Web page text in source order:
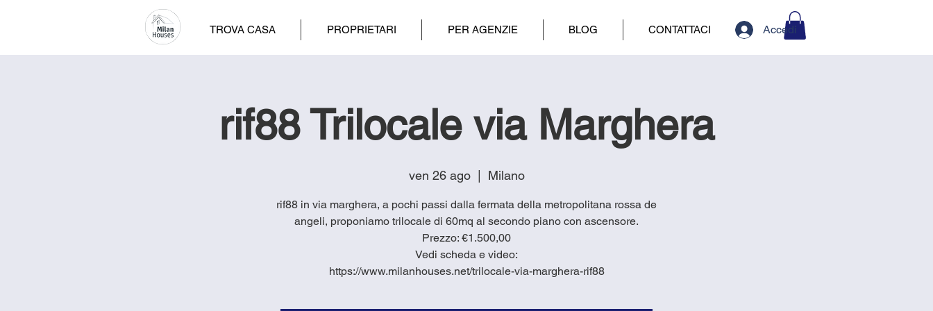
TROVA CASA PROPRIETARI PER AGENZIE BLOG CONTATTACI Accedi
rif88 Trilocale via Marghera
ven 26 ago
  |
Milano
rif88 in via marghera, a pochi passi dalla fermata della metropolitana rossa de
angeli, proponiamo trilocale di 60mq al secondo piano con ascensore.
Prezzo: €1.500,00
Vedi scheda e video:
https://www.milanhouses.net/trilocale-via-marghera-rif88